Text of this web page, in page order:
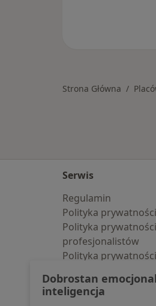
Strona Główna
Serwis
Regulamin
Polityka
Polityka prywatności
profesjonalistów
Polityka
pozyskaliśmy
Polityka cookies
Dobrostan
inteligencja